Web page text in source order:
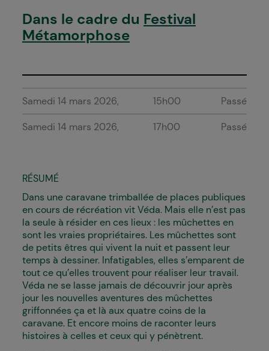
Dans le cadre du Festival
Métamorphose
Samedi 14 mars 2026 15h00 Passé
Samedi 14 mars 2026 17h00 Passé
RÉSUMÉ
Dans une caravane trimballée de places publiques
en cours de récréation vit Véda. Mais elle n’est pas
la seule à résider en ces lieux : les mûchettes en
sont les vraies propriétaires. Les mûchettes sont
de petits êtres qui vivent la nuit et passent leur
temps à dessiner. Infatigables, elles s’emparent de
tout ce qu’elles trouvent pour réaliser leur travail.
Véda ne se lasse jamais de découvrir jour après
jour les nouvelles aventures des mûchettes
griffonnées ça et là aux quatre coins de la
caravane. Et encore moins de raconter leurs
histoires à celles et ceux qui y pénètrent.